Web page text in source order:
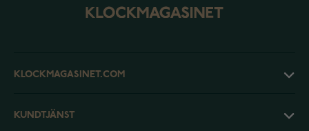
KLOCKMAGASINET.COM
KUNDTJÄNST